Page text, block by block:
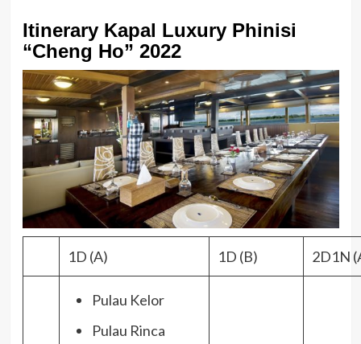
Itinerary Kapal Luxury Phinisi
“Cheng Ho” 2022
1D (A) 1D (B) 2D1N
Pulau Kelor
Pulau Rinca